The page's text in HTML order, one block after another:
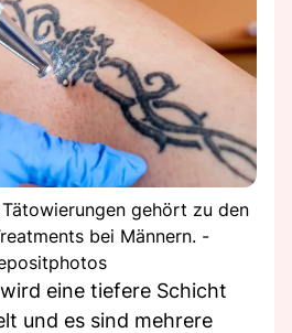
gehört zu den
bei Männern. -
eine tiefere Schicht
und es sind mehrere